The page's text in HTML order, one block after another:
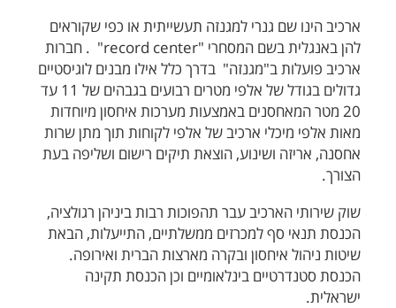
ארכיב הינו שם גנרי למגנזה תעשייתית או כפי שקוראים
להן באנגלית בשם המסחרי "record center" . חברות
ארכיב פועלות ב"מגנזה" בדרך כלל אילו מבנים לוגיסטיים
גדולים בגודל של אלפי מטרים רבועים בגבהים של 11 עד
20 מטר המאחסנים באמצעות מערכות איחסון מיוחדות
מאות אלפי מיכלי ארכיב של אלפי לקוחות תוך מתן שרות
אחסנה, אריזה ושינוע, הוצאת תיקים רישום ושליפה בעת
הצורך.
שוק שירותי הארכיב עבר תהפוכות רבות ביניהן רגולציה,
הכנסת תנאי סף למכרזים ממשלתיים, התייעלות, הבאת
שיטות ניהול איחסון ובקרה מארצות הברית ואירופה.
הכנסת סטנדרטיים בינלאומיים וכן הכנסת תקינה
ישראלית.